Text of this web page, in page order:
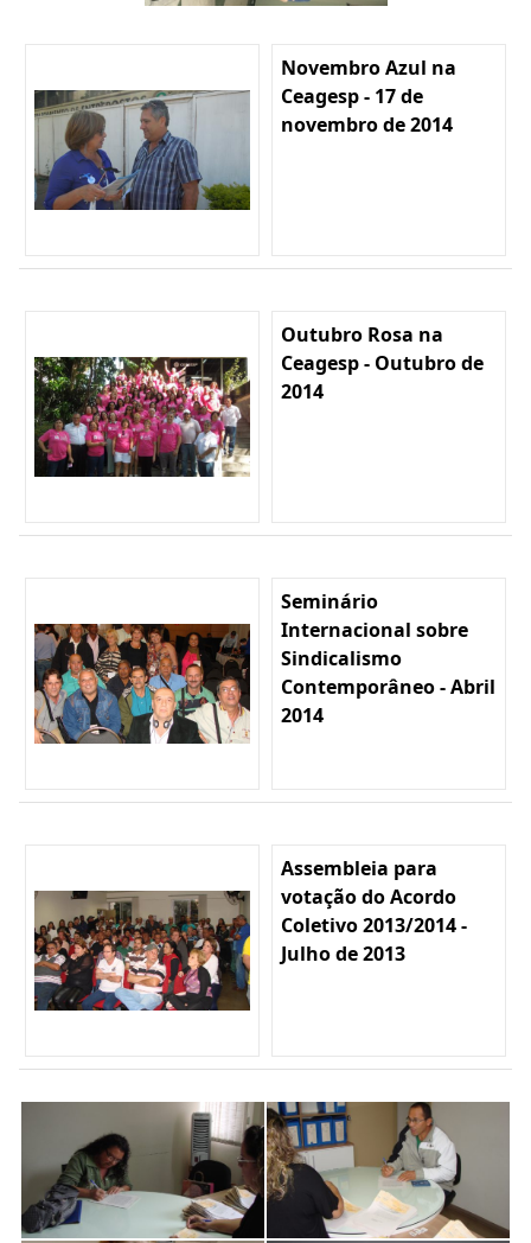
Novembro Azul na
Ceagesp - 17 de
novembro de 2014
Outubro Rosa na
Ceagesp - Outubro de
2014
Seminário
Internacional sobre
Sindicalismo
Contemporâneo - Abril
2014
Assembleia para
votação do Acordo
Coletivo 2013/2014 -
Julho de 2013